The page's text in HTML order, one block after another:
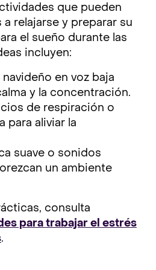
que pueden
a relajarse y preparar su
el sueño durante las
incluyen:
en voz baja
y la concentración.
de respiración o
para aliviar la
suave o sonidos
un ambiente
consulta
para trabajar el estrés
.